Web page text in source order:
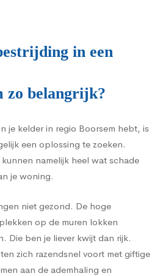
in een
zo belangrijk?
je kelder in regio Boorsem hebt, is
een oplossing te zoeken.
namelijk heel wat schade
je woning.
niet gezond. De hoge
op de muren lokken
Die ben je liever kwijt dan rijk.
zich razendsnel voort met giftige
aan de ademhaling en